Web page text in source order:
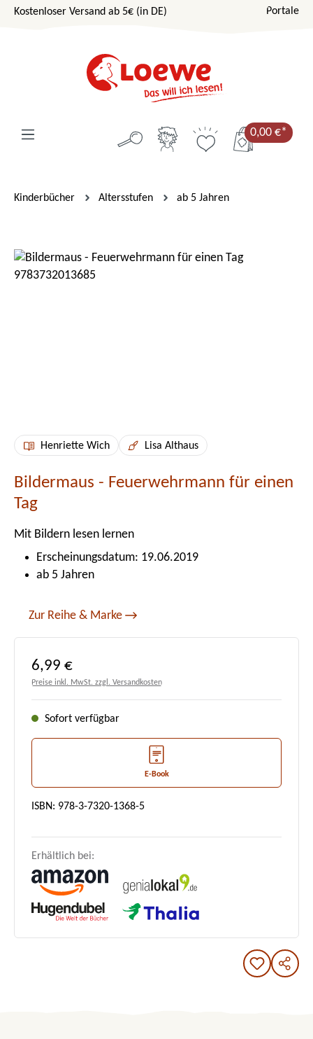
Zum Hauptinhalt springen
Kostenloser Versand ab 5€ (in DE) Portale
0,00 €*
Kinderbücher Altersstufen ab 5 Jahren
Bildergalerie überspringen
Henriette Wich Lisa Althaus
Bildermaus - Feuerwehrmann für einen
Tag
Mit Bildern lesen lernen
Erscheinungsdatum: 19.06.2019
ab 5 Jahren
Zur Reihe & Marke
Regulärer Preis:
6,99 €
Preise inkl. MwSt. zzgl. Versandkosten
Sofort verfügbar
E-Book
ISBN: 978-3-7320-1368-5
Erhältlich bei: